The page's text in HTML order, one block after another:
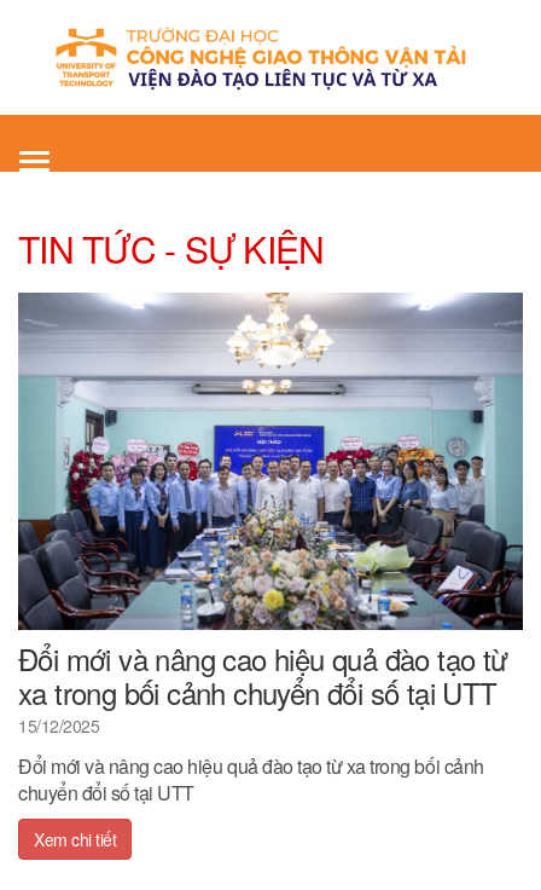
Toggle
TIN TỨC - SỰ KIỆN
Đổi mới và nâng cao hiệu quả đào tạo từ
xa trong bối cảnh chuyển đổi số tại UTT
15/12/2025
Đổi mới và nâng cao hiệu quả đào tạo từ xa trong bối cảnh
chuyển đổi số tại UTT
Xem chi tiết